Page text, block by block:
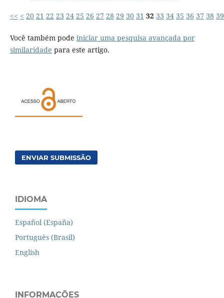
<< < 20 21 22 23 24 25 26 27 28 29 30 31 32 33 34 35 36 37 38 39
Você também pode iniciar uma pesquisa avançada por
similaridade para este artigo.
ENVIAR SUBMISSÃO
IDIOMA
Español (España)
Português (Brasil)
English
INFORMAÇÕES